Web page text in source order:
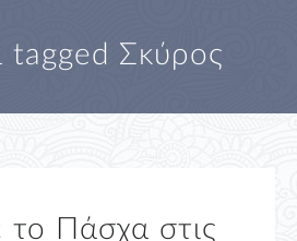
Σκύρος
το Πάσχα στις